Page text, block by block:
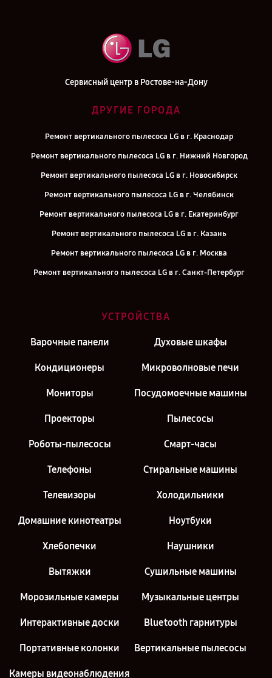
Сервисный центр в Ростове-на-Дону
ДРУГИЕ ГОРОДА
Ремонт вертикального пылесоса LG в г. Краснодар
Ремонт вертикального пылесоса LG в г. Нижний Новгород
Ремонт вертикального пылесоса LG в г. Новосибирск
Ремонт вертикального пылесоса LG в г. Челябинск
Ремонт вертикального пылесоса LG в г. Екатеринбург
Ремонт вертикального пылесоса LG в г. Казань
Ремонт вертикального пылесоса LG в г. Москва
Ремонт вертикального пылесоса LG в г. Санкт-Петербург
УСТРОЙСТВА
Варочные панели Духовые шкафы
Кондиционеры Микроволновые печи
Мониторы Посудомоечные машины
Проекторы Пылесосы
Роботы-пылесосы Смарт-часы
Телефоны Стиральные машины
Телевизоры Холодильники
Домашние кинотеатры Ноутбуки
Хлебопечки Наушники
Вытяжки Сушильные машины
Морозильные камеры Музыкальные центры
Интерактивные доски Bluetooth гарнитуры
Портативные колонки Вертикальные пылесосы
Камеры видеонаблюдения